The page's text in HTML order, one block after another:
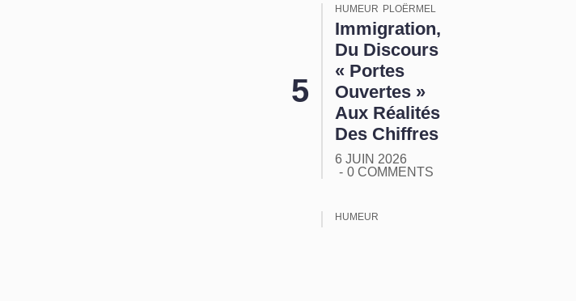
HUMEUR PLOËRMEL
Immigration,
Du Discours
« Portes
Ouvertes »
Aux Réalités
Des Chiffres
6 JUIN 2026
0 COMMENTS
HUMEUR